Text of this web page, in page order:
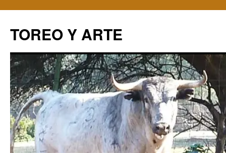
TOREO Y ARTE